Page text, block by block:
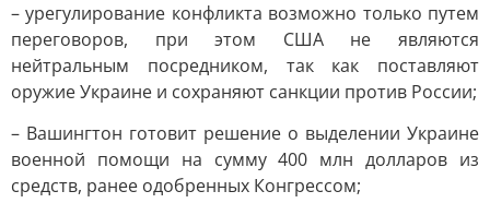
– урегулирование конфликта возможно только путем
переговоров, при этом США не являются
нейтральным посредником, так как поставляют
оружие Украине и сохраняют санкции против России;
– Вашингтон готовит решение о выделении Украине
военной помощи на сумму 400 млн долларов из
средств, ранее одобренных Конгрессом;